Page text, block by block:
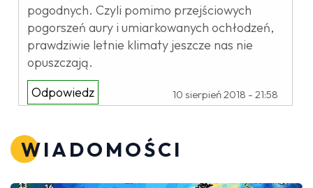
pogodnych. Czyli pomimo przejściowych
pogorszeń aury i umiarkowanych ochłodzeń,
prawdziwie letnie klimaty jeszcze nas nie
opuszczają.
10 sierpień 2018 - 21:58
Odpowiedz
WIADOMOŚCI